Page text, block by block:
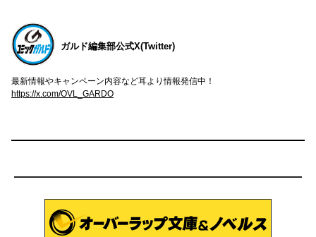
ガルド編集部公式X(Twitter)
最新情報やキャンペーン内容など耳より情報発信中！
https://x.com/OVL_GARDO